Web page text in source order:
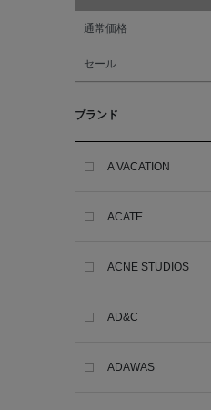
通常価格
セール
ブランド
A VACATION
ACATE
ACNE STUDIOS
AD&C
ADAWAS